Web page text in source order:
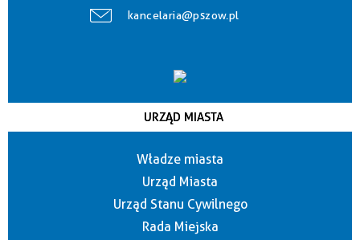
kancelaria@pszow.pl
URZĄD MIASTA
Władze miasta
Urząd Miasta
Urząd Stanu Cywilnego
Rada Miejska